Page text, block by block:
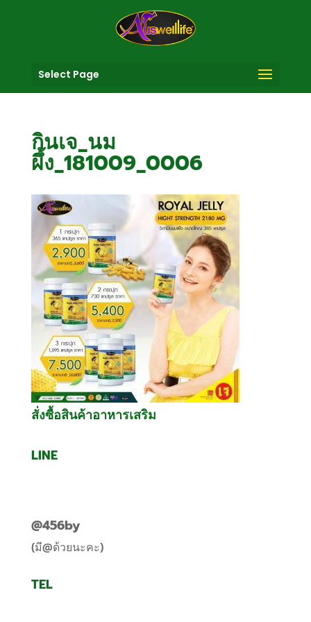
Select Page
กินเจ_นม
ผึ้ง_181009_0006
สั่งซื้อสินค้าอาหารเสริม
LINE
@456by
(มี@ด้วยนะคะ)
TEL